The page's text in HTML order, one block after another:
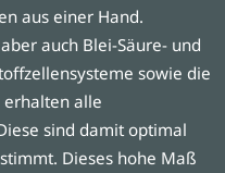
aus einer Hand.
auch Blei-Säure- und
sowie die
erhalten alle
sind damit optimal
Dieses hohe Maß